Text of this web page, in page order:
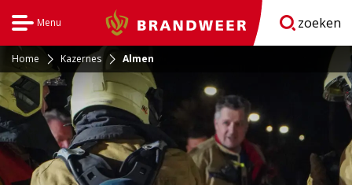
Menu Brandweer zoeken
Home Kazernes Almen